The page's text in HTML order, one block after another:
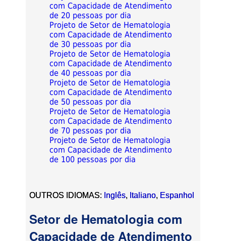
com Capacidade de Atendimento
de 20 pessoas por dia
Projeto de Setor de Hematologia
com Capacidade de Atendimento
de 30 pessoas por dia
Projeto de Setor de Hematologia
com Capacidade de Atendimento
de 40 pessoas por dia
Projeto de Setor de Hematologia
com Capacidade de Atendimento
de 50 pessoas por dia
Projeto de Setor de Hematologia
com Capacidade de Atendimento
de 70 pessoas por dia
Projeto de Setor de Hematologia
com Capacidade de Atendimento
de 100 pessoas por dia
OUTROS IDIOMAS: Inglês, Italiano, Espanhol
Setor de Hematologia com
Capacidade de Atendimento